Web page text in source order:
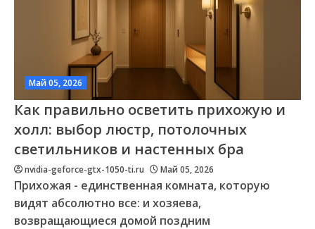
Май 05, 2026
Как правильно осветить прихожую и
холл: выбор люстр, потолочных
светильников и настенных бра
nvidia-geforce-gtx-1050-ti.ru Май 05, 2026
Прихожая - единственная комната, которую
видят абсолютно все: и хозяева,
возвращающиеся домой поздним